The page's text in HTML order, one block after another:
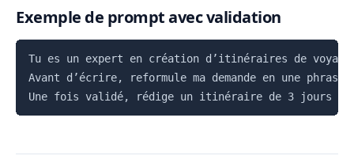
Exemple de prompt avec validation
Tu es un expert en création d’itinéraires de
Avant d’écrire, reformule ma demande en une
Une fois validé, rédige un itinéraire de 3 jours à
Copier